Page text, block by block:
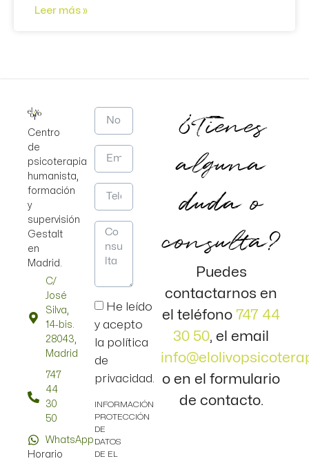
Leer más »
¿Tienes
alguna
duda o
consulta?
Puedes
contactarnos en
el teléfono 747 44
30 50 , el email
o en el formulario
de contacto.
Centro
de
psicoterapia
humanista,
formación
y
supervisión
Gestalt
en
Madrid.
C/
José
Silva,
14-bis.
28043,
Madrid
747
44
30
50
WhatsApp
Horario
He leído
y acepto
la política
de
privacidad.
INFORMACIÓN
PROTECCIÓN
DE
DATOS
DE EL